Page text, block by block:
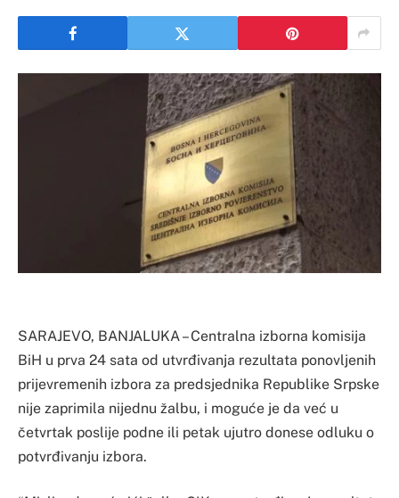
SARAJEVO, BANJALUKA – Centralna izborna komisija
BiH u prva 24 sata od utvrđivanja rezultata ponovljenih
prijevremenih izbora za predsjednika Republike Srpske
nije zaprimila nijednu žalbu, i moguće je da već u
četvrtak poslije podne ili petak ujutro donese odluku o
potvrđivanju izbora.